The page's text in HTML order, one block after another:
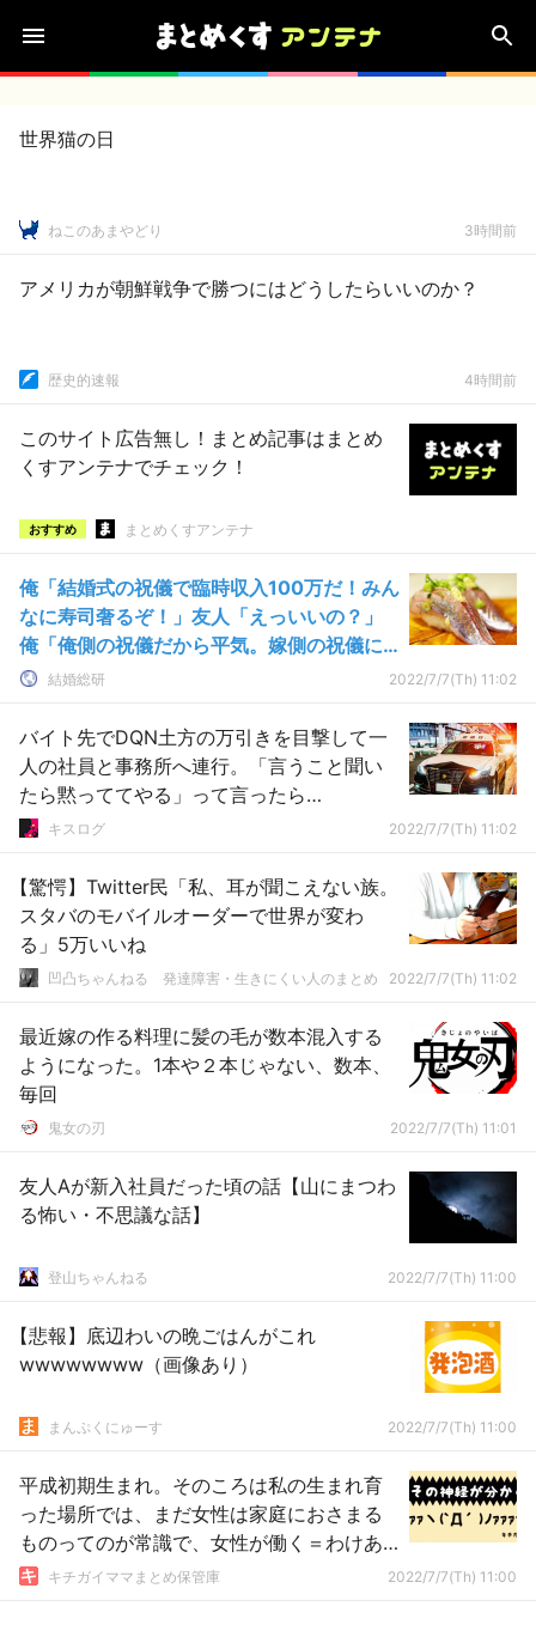
世界猫の日
ねこのあまやどり 3時間前
アメリカが朝鮮戦争で勝つにはどうしたらいいのか？
歴史的速報 4時間前
このサイト広告無し！まとめ記事はまとめ
くすアンテナでチェック！
おすすめ まとめくすアンテナ
俺「結婚式の祝儀で臨時収入100万だ！みん
なに寿司奢るぞ！」友人「えっいいの？」
俺「俺側の祝儀だから平気。嫁側の祝儀に
は手をつけないから」→結果…
結婚総研 2022/7/7(Th) 11:02
バイト先でDQN土方の万引きを目撃して一
人の社員と事務所へ連行。「言うこと聞い
たら黙っててやる」って言ったら…
キスログ 2022/7/7(Th) 11:02
【驚愕】Twitter民「私、耳が聞こえない族。
スタバのモバイルオーダーで世界が変わ
る」5万いいね
凹凸ちゃんねる 発達障害・生きにくい人のまとめ 2022/7/7(Th) 11:02
最近嫁の作る料理に髪の毛が数本混入する
ようになった。1本や２本じゃない、数本、
毎回
鬼女の刃 2022/7/7(Th) 11:01
友人Aが新入社員だった頃の話【山にまつわ
る怖い・不思議な話】
登山ちゃんねる 2022/7/7(Th) 11:00
【悲報】底辺わいの晩ごはんがこれ
wwwwwwww（画像あり）
まんぷくにゅーす 2022/7/7(Th) 11:00
平成初期生まれ。そのころは私の生まれ育
った場所では、まだ女性は家庭におさまる
ものってのが常識で、女性が働く＝わけあ
り家庭だった。
キチガイママまとめ保管庫 2022/7/7(Th) 11:00